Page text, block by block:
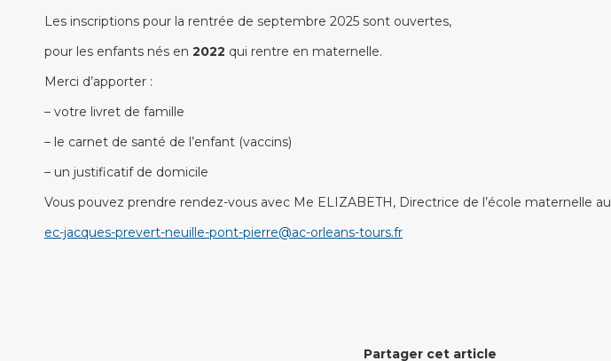
Les inscriptions pour la rentrée de septembre 2025 sont ouvertes,
pour les enfants nés en 2022 qui rentre en maternelle.
Merci d’apporter :
– votre livret de famille
– le carnet de santé de l’enfant (vaccins)
– un justificatif de domicile
Vous pouvez prendre rendez-vous avec Me ELIZABETH, Directrice de l’école maternelle au
ec-jacques-prevert-neuille-pont-pierre@ac-orleans-tours.fr
Partager cet article